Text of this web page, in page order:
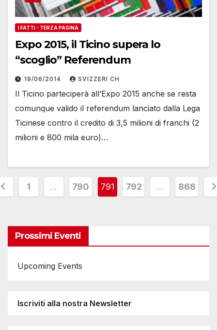
I FATTI - TERZA PAGINA
Expo 2015, il Ticino supera lo
“scoglio” Referendum
19/06/2014 SVIZZERI CH
Il Ticino parteciperà all’Expo 2015 anche se resta
comunque valido il referendum lanciato dalla Lega
Ticinese contro il credito di 3,5 milioni di franchi (2
milioni e 800 mila euro)…
1 … 790 791 792 … 868
Prossimi Eventi
Upcoming Events
Iscriviti alla nostra Newsletter